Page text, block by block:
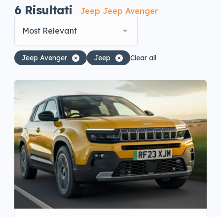
6 Risultati
Jeep Jeep Avenger
Most Relevant
Jeep Avenger Jeep Clear all